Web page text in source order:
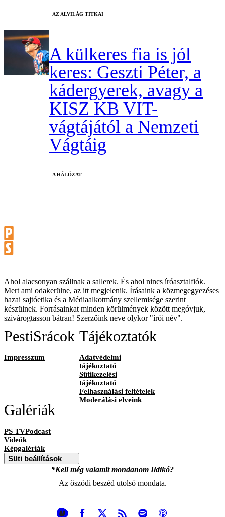
AZ ALVILÁG TITKAI
A külkeres fia is jól
keres: Geszti Péter, a
kádergyerek, avagy a
KISZ KB VIT-
vágtájától a Nemzeti
Vágtáig
A HÁLÓZAT
Ahol alacsonyan szállnak a sallerek. És ahol nincs íróasztalfiók.
Mert ami odakerülne, az itt megjelenik. Írásaink a közmegegyezéses
hazai sajtóetika és a Médiaalkotmány szellemisége szerint
készülnek. Forrásainkat minden körülmények között megóvjuk,
szivárogtasson bátran! Szerzőink neve olykor "írói név".
PestiSrácok
Impresszum
Tájékoztatók
Adatvédelmi
tájékoztató
Sütikezelési
tájékoztató
Felhasználási feltételek
Moderálási elveink
Galériák
PS TVPodcast
Videók
Képgalériák
Süti beállítások
*Kell még valamit mondanom Ildikó?
Az őszödi beszéd utolsó mondata.